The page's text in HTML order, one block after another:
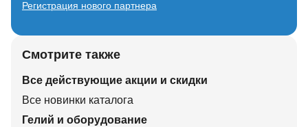
Регистрация нового партнера
Смотрите также
Все действующие акции и скидки
Все новинки каталога
Гелий и оборудование